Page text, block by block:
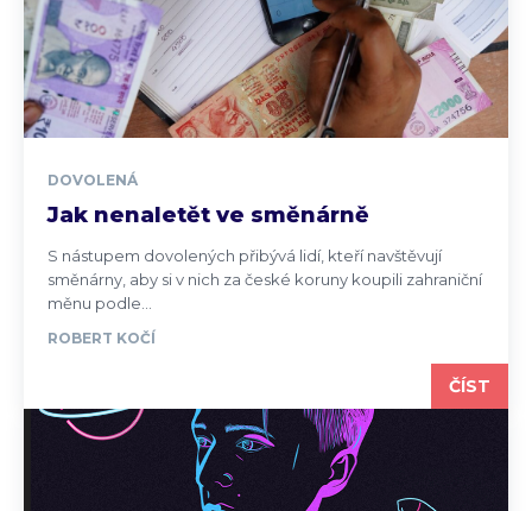
DOVOLENÁ
Jak nenaletět ve směnárně
S nástupem dovolených přibývá lidí, kteří navštěvují
směnárny, aby si v nich za české koruny koupili zahraniční
měnu podle...
ROBERT KOČÍ
ČÍST